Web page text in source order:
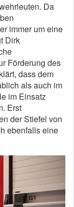
Da
immer um eine
Dirk
Förderung des
dass dem
als auch im
im Einsatz
Erst
der Stiefel von
ebenfalls eine